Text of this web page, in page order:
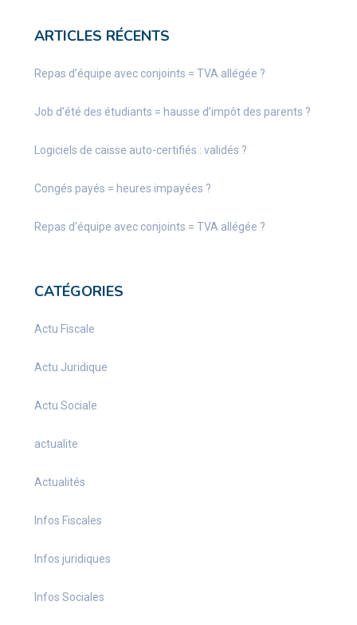
ARTICLES RÉCENTS
Repas d’équipe avec conjoints = TVA allégée ?
Job d’été des étudiants = hausse d’impôt des parents ?
Logiciels de caisse auto-certifiés : validés ?
Congés payés = heures impayées ?
Repas d’équipe avec conjoints = TVA allégée ?
CATÉGORIES
Actu Fiscale
Actu Juridique
Actu Sociale
actualite
Actualités
Infos Fiscales
Infos juridiques
Infos Sociales